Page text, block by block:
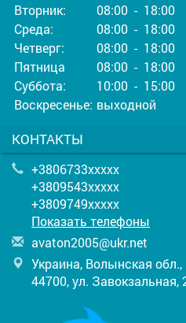
Вторник:
08:00 - 18:00
Среда:
08:00 - 18:00
Четверг:
08:00 - 18:00
Пятница
08:00 - 18:00
Суббота:
10:00 - 15:00
Воскресенье: выходной
КОНТАКТЫ
+3806733xxxxx
+3809543xxxxx
+3809749xxxxx
Показать телефоны
avaton2005@ukr.net
Украина, Волынская
44700, ул. Завокзальная,